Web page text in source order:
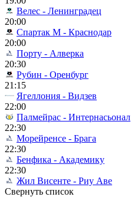
Велес - Ленинградец
20:00
Спартак М - Краснодар
20:00
Порту - Алверка
20:30
Рубин - Оренбург
21:15
Ягеллония - Видзев
22:00
Палмейрас - Интернасьонал
22:30
Морейренсе - Брага
22:30
Бенфика - Академику
22:30
Жил Висенте - Риу Аве
Свернуть список